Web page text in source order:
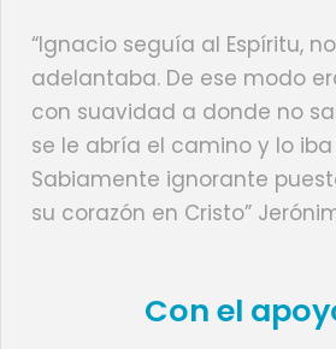
“Ignacio seguía al Espíritu,
adelantaba. De ese modo
con suavidad a donde no
se le abría el camino y lo
Sabiamente ignorante
su corazón en Cristo”
Con el